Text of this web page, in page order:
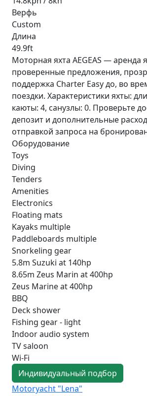
Верфь
Custom
Длина
49.9ft
Моторная яхта AEGEAS — аренда
проверенные предложения,
поддержка Charter Easy до, во
поездки. Характеристики яхты:
каюты: 4, санузлы: 0. Проверьте
депозит и дополнительные
отправкой запроса на
Оборудование
Toys
Diving
Tenders
Amenities
Electronics
Floating mats
Kayaks multiple
Paddleboards multiple
Snorkeling gear
5.8m Suzuki at 140hp
8.65m Zeus Marin at 400hp
Zeus Marine at 400hp
BBQ
Deck shower
Fishing gear - light
Indoor audio system
TV saloon
Wi-Fi
Индивидуальный подбор
Motoryacht "Lena"